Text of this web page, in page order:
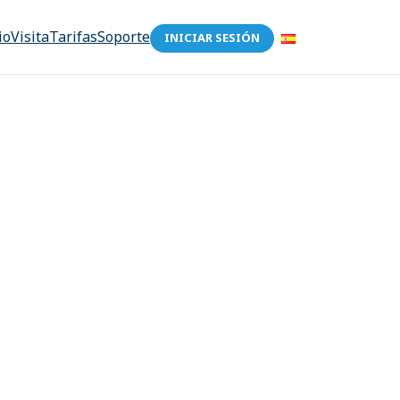
VisitaTarifasSoporte INICIAR SESIÓN